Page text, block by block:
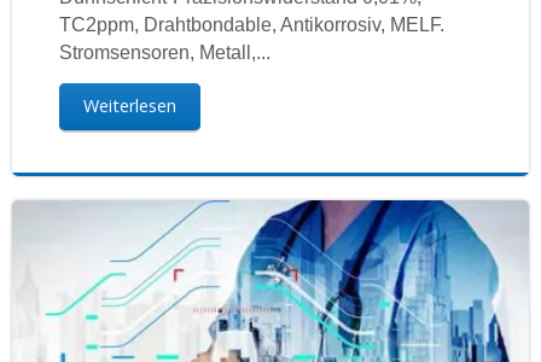
TC2ppm, Drahtbondable, Antikorrosiv, MELF.
Stromsensoren, Metall,...
Weiterlesen